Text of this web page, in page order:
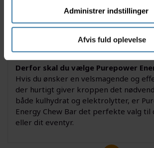
Administrer indstillinger
Afvis fuld oplevelse
under løb, cykling, vandring eller
hvor du ønsker at yde dit bedste. Den
gør den nem at indtage selv under
altid kan tanke op uden besvær.
Derfor skal du vælge Purepower
Hvis du ønsker en velsmagende og
der hurtigt giver kroppen det
både kulhydrat og elektrolytter, er
Energy Chew Bar det perfekte valg
eller dit eventyr.